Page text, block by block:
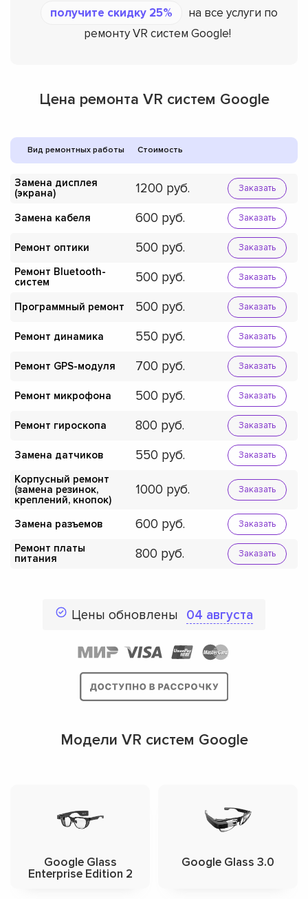
получите скидку 25%
на все услуги по
ремонту VR систем Google!
Цена ремонта VR систем Google
Вид ремонтных работы Стоимость
Замена дисплея
(экрана)
1200 Заказать
Замена кабеля 600 Заказать
Ремонт оптики 500 Заказать
Ремонт Bluetooth-
систем
500 Заказать
Программный ремонт 500 Заказать
Ремонт динамика 550 Заказать
Ремонт GPS-модуля 700 Заказать
Ремонт микрофона 500 Заказать
Ремонт гироскопа 800 Заказать
Замена датчиков 550 Заказать
Корпусный ремонт
(замена резинок,
креплений, кнопок)
1000 Заказать
Замена разъемов 600 Заказать
Ремонт платы
питания
800 Заказать
Цены обновлены 04 августа
Модели VR систем Google
Google Glass
Enterprise Edition 2
Google Glass 3.0